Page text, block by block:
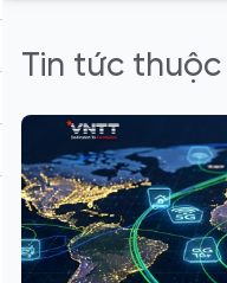
Tin tức thuộc